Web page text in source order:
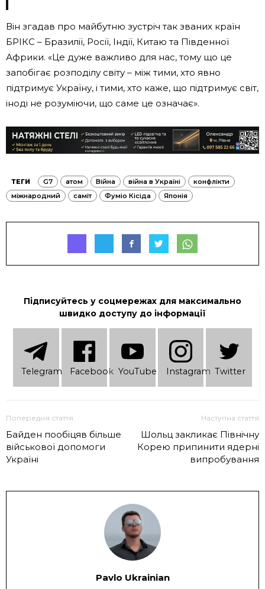
Він згадав про майбутню зустріч так званих країн
БРІКС – Бразилії, Росії, Індії, Китаю та Південної
Африки. «Це дуже важливо для нас, тому що це
запобігає розподілу світу – між тими, хто явно
підтримує Україну, і тими, хто каже, що підтримує світ,
іноді не розуміючи, що саме це означає».
ТЕГИ G7 атом Війна війна в Україні
конфлікти
міжнародний
саміт Фуміо Кісіда Японія
Підписуйтесь у соцмережах для максимально
швидко доступу до інформації
Telеgram Facebook YouTube Instagram Twitter
Попередня стаття
Байден пообіцяв більше
військової допомоги
Україні
Наступна стаття
Шольц закликає Північну
Корею припинити ядерні
випробування
Pavlo Ukrainian